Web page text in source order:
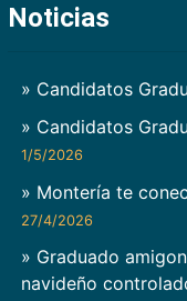
Noticias
» Candidatos
» Candidatos
1/5/2026
» Montería te
27/4/2026
» Graduado
navideño